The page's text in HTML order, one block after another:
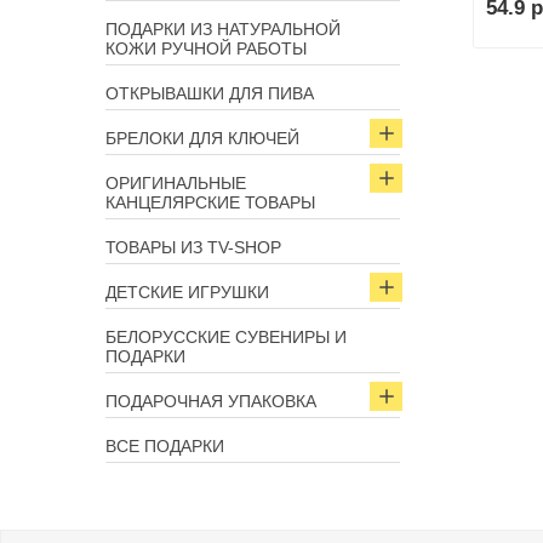
ПОДАРКИ ИЗ НАТУРАЛЬНОЙ
КОЖИ РУЧНОЙ РАБОТЫ
ОТКРЫВАШКИ ДЛЯ ПИВА
БРЕЛОКИ ДЛЯ КЛЮЧЕЙ
ОРИГИНАЛЬНЫЕ
КАНЦЕЛЯРСКИЕ ТОВАРЫ
ТОВАРЫ ИЗ TV-SHOP
ДЕТСКИЕ ИГРУШКИ
БЕЛОРУССКИЕ СУВЕНИРЫ И
ПОДАРКИ
ПОДАРОЧНАЯ УПАКОВКА
ВСЕ ПОДАРКИ
54.9